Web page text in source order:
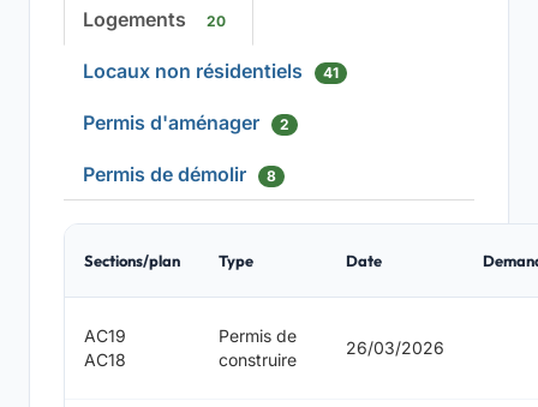
Logements 20
Locaux non résidentiels 41
Permis d'aménager 2
Permis de démolir 8
Sections/plan Type Date
AC19
AC18
Permis de
construire
26/03/2026